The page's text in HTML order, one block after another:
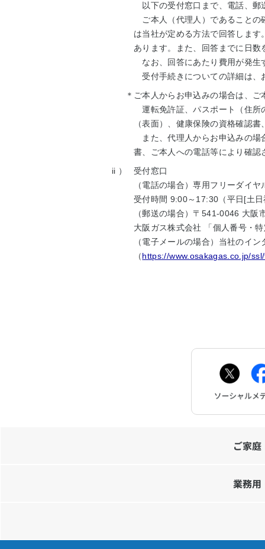
以下の受付窓口まで、電話、郵
ご本人（代理人）であることの
は当社が定める方法で回答しま
あります。また、回答までに日
なお、回答にあたり費用が発生
受付手続きについての詳細は、
＊ ご本人からお申込みの場合は、
運転免許証、パスポート（住所
（表面）、健康保険の資格確認
また、代理人からお申込みの場
書、ご本人への電話等により確認
ii ）
受付窓口
（電話の場合）専用フリーダイ
受付時間 9:00～17:30（平日[土
（郵送の場合）〒541-0046 大阪
大阪ガス株式会社 「個人番号・
（電子メールの場合）当社のイ
（https://www.osakagas.co.jp/
ご家
業務用